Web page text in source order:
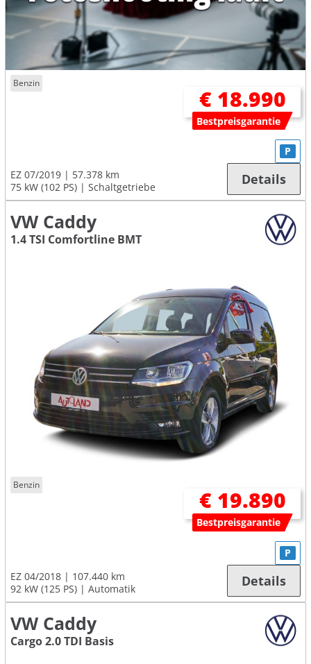
Benzin
€ 18.990
Bestpreisgarantie
EZ 07/2019
57.378 km
75 kW (102 PS)
Schaltgetriebe
P
Details
VW Caddy
1.4 TSI Comfortline BMT
Benzin
€ 19.890
Bestpreisgarantie
EZ 04/2018
107.440 km
92 kW (125 PS)
Automatik
P
Details
VW Caddy
Cargo 2.0 TDI Basis